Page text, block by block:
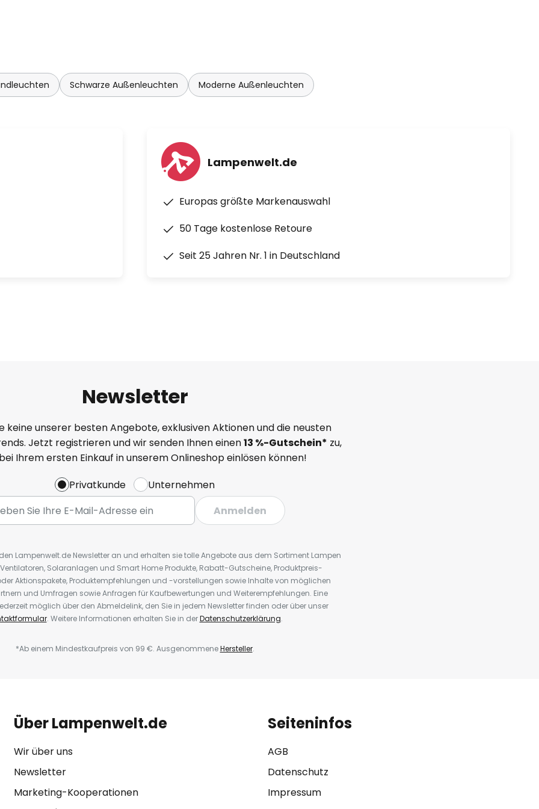
Schwarze Außenleuchten Moderne Außenleuchten
Lampenwelt.de
Europas größte Markenauswahl
50 Tage kostenlose Retoure
Seit 25 Jahren Nr. 1 in Deutschland
Newsletter
keine unserer besten Angebote, exklusiven Aktionen und die neusten
Jetzt registrieren und wir senden Ihnen einen13 %-Gutschein* zu,
Ihrem ersten Einkauf in unserem Onlineshop einlösen können!
Privatkunde
Unternehmen
Anmelden
Lampenwelt.de Newsletter an und erhalten sie tolle Angebote aus dem Sortiment Lampen
Solaranlagen und Smart Home Produkte, Rabatt-Gutscheine, Produktpreis-
Aktionspakete, Produktempfehlungen und -vorstellungen sowie Inhalte von möglichen
und Umfragen sowie Anfragen für Kaufbewertungen und Weiterempfehlungen. Eine
möglich über den Abmeldelink, den Sie in jedem Newsletter finden oder über unser
. Weitere Informationen erhalten Sie in derDatenschutzerklärung.
*Ab einem Mindestkaufpreis von 99 €. AusgenommeneHersteller.
Über Lampenwelt.de
Wir über uns
Newsletter
Marketing-Kooperationen
Seiteninfos
AGB
Datenschutz
Impressum